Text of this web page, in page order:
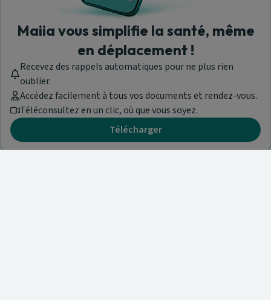
Maiia vous simplifie la santé, même
en déplacement !
Recevez des rappels automatiques pour ne plus rien
oublier.
Accédez facilement à tous vos documents et rendez-vous.
Téléconsultez en un clic, où que vous soyez.
Télécharger